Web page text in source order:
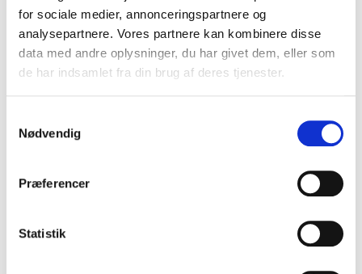
for sociale medier, annonceringspartnere og
analysepartnere. Vores partnere kan kombinere disse
data med andre oplysninger, du har givet dem, eller som
de har indsamlet fra din brug af deres tjenester.
Nødvendig
Præferencer
Statistik
20. juni 2026